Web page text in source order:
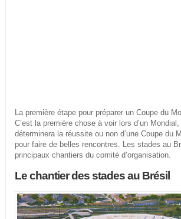
La première étape pour préparer un Coupe du
C’est la première chose à voir lors d’un
déterminera la réussite ou non d’une Coupe du
pour faire de belles rencontres. Les stades au
principaux chantiers du comité d’organisation.
Le chantier des stades au Brésil